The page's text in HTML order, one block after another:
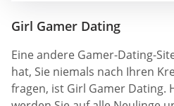
Girl Gamer Dating
Eine andere Gamer-Dating-
hat, Sie niemals nach Ihren
fragen, ist Girl Gamer Dating.